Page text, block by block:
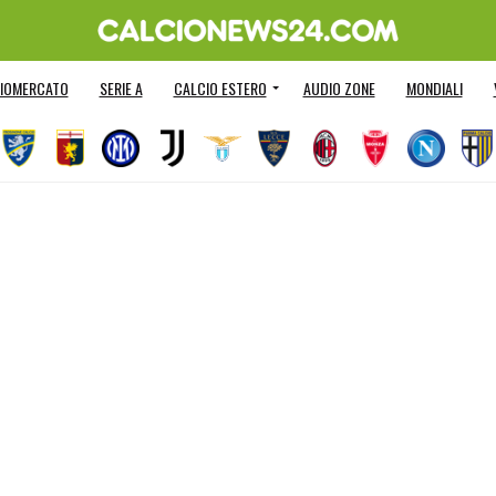
SERIE A CALCIO ESTERO AUDIO ZONE MONDIALI